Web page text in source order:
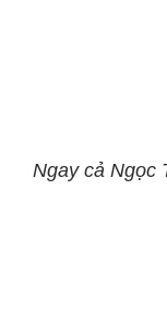
Ngay cả Ngọc